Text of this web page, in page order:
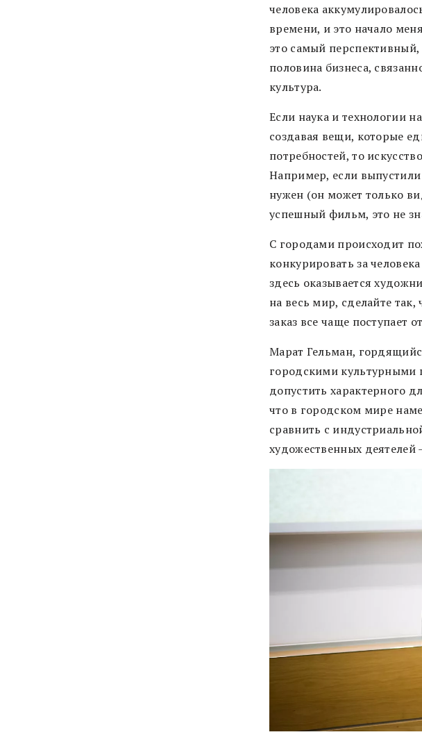
человека
времени, и это начало
это самый
половина бизнеса,
культура.
Если наука и технологии
создавая вещи, которые
потребностей, то
Например, если
нужен (он может только
успешный фильм, это не
С городами происходит
конкурировать за
здесь оказывается
на весь мир, сделайте
заказ все чаще поступает
Марат Гельман,
городскими культурными
допустить характерного
что в городском мире
сравнить с
художественных деятелей